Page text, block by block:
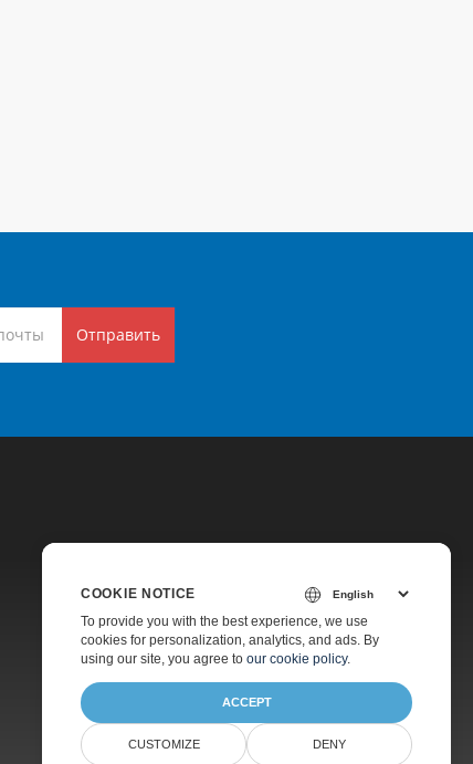
Отправить
Цены
Платная Поддержка
О Компании
COOKIE NOTICE
To provide you with the best experience, we use
cookies for personalization, analytics, and ads. By
using our site, you agree to our cookie policy.
ACCEPT
CUSTOMIZE DENY